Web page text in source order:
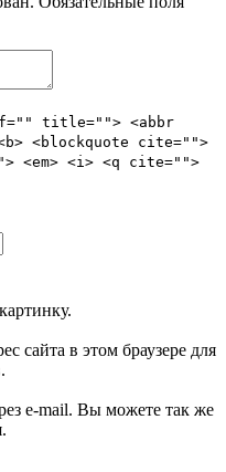
title=""> <abbr
<blockquote cite="">
<em> <i> <q cite="">
сайта в этом браузере для
e-mail. Вы можете так же